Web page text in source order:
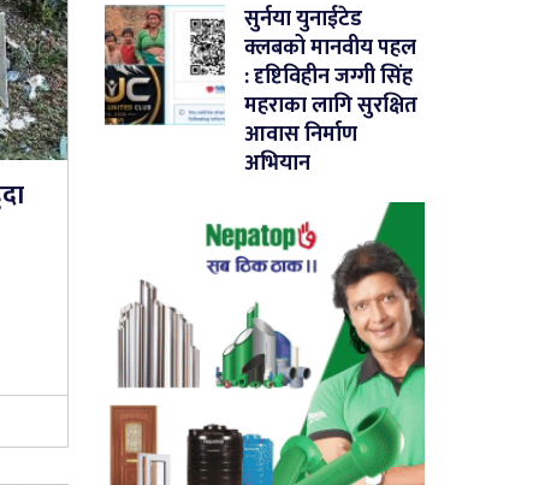
सुर्नया युनाईटेड
क्लबको मानवीय पहल
: दृष्टिविहीन जग्गी सिंह
महराका लागि सुरक्षित
आवास निर्माण
अभियान